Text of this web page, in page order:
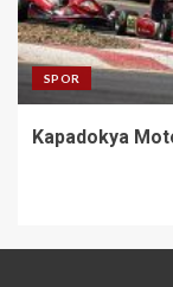
SPOR
Kapadokya